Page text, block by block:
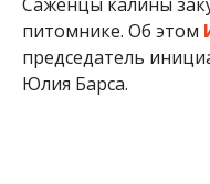
питомнике. Об этом
председатель
Юлия Барса.